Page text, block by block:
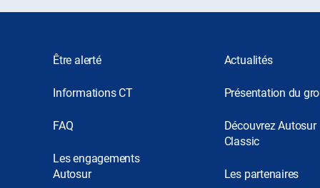
Être alerté
Informations CT
FAQ
Les engagements
Autosur
Actualités
Présentation du
Découvrez Autosur
Classic
Les partenaires